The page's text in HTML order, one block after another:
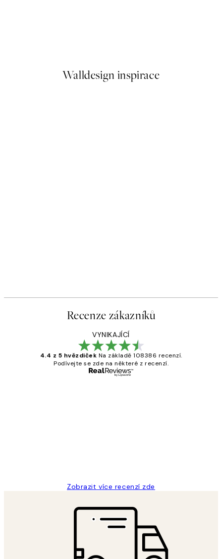
Walldesign inspirace
Recenze zákazníků
VYNIKAJÍCÍ
4.4 z 5 hvězdiček Na základě 108386 recenzí.
Podívejte se zde na některé z recenzí.
Zobrazit více recenzí zde